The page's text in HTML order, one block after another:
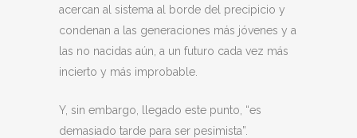
acercan al sistema al borde del precipicio y
condenan a las generaciones más jóvenes y a
las no nacidas aún, a un futuro cada vez más
incierto y más improbable.
Y, sin embargo, llegado este punto, “es
demasiado tarde para ser pesimista”.